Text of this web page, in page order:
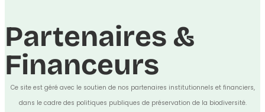
Partenaires &
Financeurs
Ce site est géré avec le soutien de nos partenaires institutionnels et financiers,
dans le cadre des politiques publiques de préservation de la biodiversité.